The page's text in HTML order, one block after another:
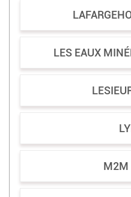
LES EAUX
M2M